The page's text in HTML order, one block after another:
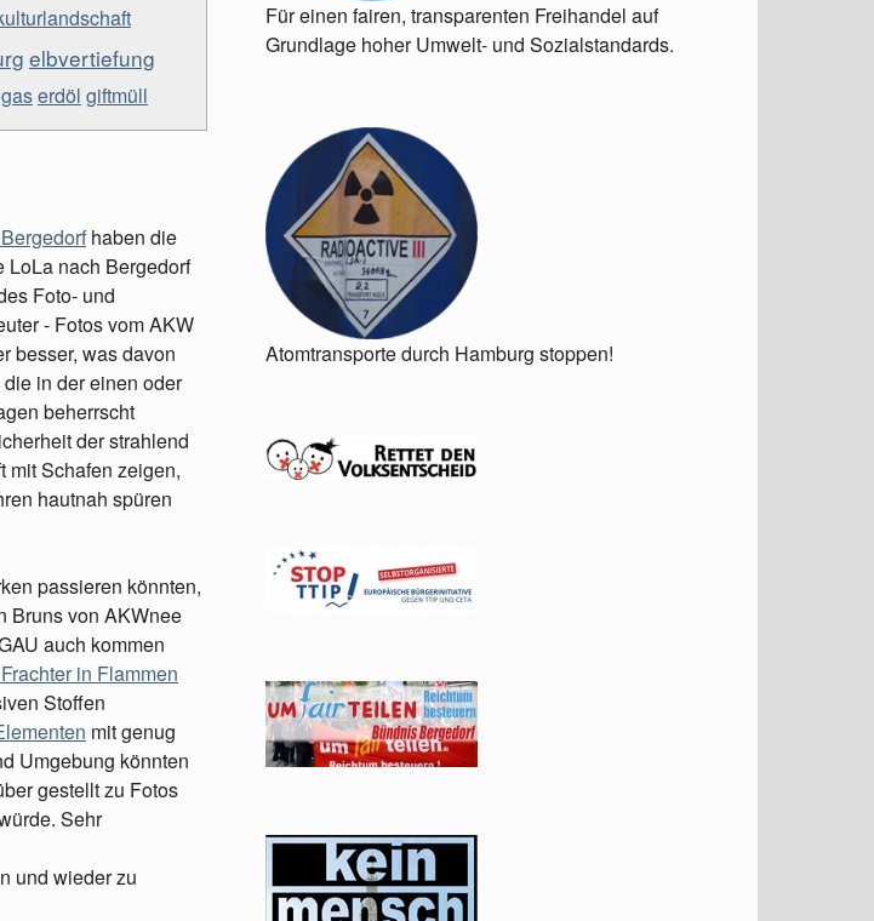
elbvertiefung
erdöl giftmüll
haben die
LoLa nach Bergedorf
Foto- und
- Fotos vom AKW
besser, was davon
in der einen oder
beherrscht
der strahlend
Schafen zeigen,
hautnah spüren
passieren könnten,
Bruns von AKWnee
auch kommen
in Flammen
Stoffen
mit genug
Umgebung könnten
gestellt zu Fotos
Sehr
und wieder zu
Für einen fairen, transparenten Freihandel auf
Grundlage hoher Umwelt- und Sozialstandards.
Atomtransporte durch Hamburg stoppen!